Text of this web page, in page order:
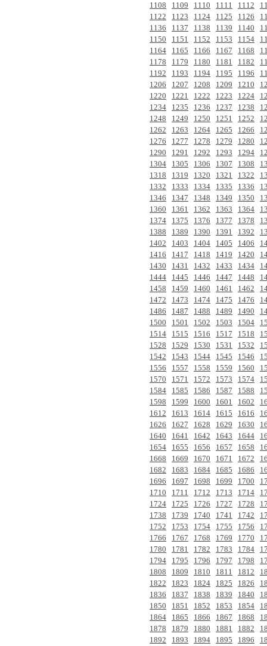
1108
1109 1110 1111 1112
1122
1123 1124 1125 1126
1136
1137 1138 1139 1140
1150
1151 1152 1153 1154
1164
1165 1166 1167 1168
1178
1179 1180 1181 1182
1192
1193 1194 1195 1196
1206
1207 1208 1209 1210
1220
1221 1222 1223 1224
1234
1235 1236 1237 1238
1248
1249 1250 1251 1252
1262
1263 1264 1265 1266
1276
1277 1278 1279 1280
1290
1291 1292 1293 1294
1304
1305 1306 1307 1308
1318
1319 1320 1321 1322
1332
1333 1334 1335 1336
1346
1347 1348 1349 1350
1360
1361 1362 1363 1364
1374
1375 1376 1377 1378
1388
1389 1390 1391 1392
1402
1403 1404 1405 1406
1416
1417 1418 1419 1420
1430
1431 1432 1433 1434
1444
1445 1446 1447 1448
1458
1459 1460 1461 1462
1472
1473 1474 1475 1476
1486
1487 1488 1489 1490
1500
1501 1502 1503 1504
1514
1515 1516 1517 1518
1528
1529 1530 1531 1532
1542
1543 1544 1545 1546
1556
1557 1558 1559 1560
1570
1571 1572 1573 1574
1584
1585 1586 1587 1588
1598
1599 1600 1601 1602
1612
1613 1614 1615 1616
1626
1627 1628 1629 1630
1640
1641 1642 1643 1644
1654
1655 1656 1657 1658
1668
1669 1670 1671 1672
1682
1683 1684 1685 1686
1696
1697 1698 1699 1700
1710
1711 1712 1713 1714
1724
1725 1726 1727 1728
1738
1739 1740 1741 1742
1752
1753 1754 1755 1756
1766
1767 1768 1769 1770
1780
1781 1782 1783 1784
1794
1795 1796 1797 1798
1808
1809 1810 1811 1812
1822
1823 1824 1825 1826
1836
1837 1838 1839 1840
1850
1851 1852 1853 1854
1864
1865 1866 1867 1868
1878
1879 1880 1881 1882
1892
1893 1894 1895 1896